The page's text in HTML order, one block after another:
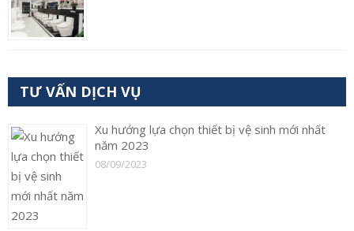
TƯ VẤN DỊCH VỤ
Xu hướng lựa chọn thiết bị vệ sinh mới nhất
năm 2023
08/09/2023